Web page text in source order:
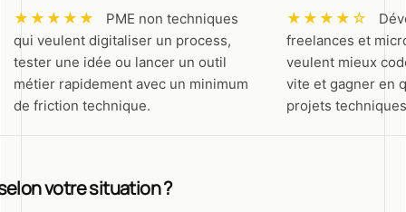
★★★★★
PME non techniques
qui veulent digitaliser un process,
tester une idée ou lancer un outil
métier rapidement avec un minimum
de friction technique.
★★★★☆
freelances et
veulent mieux
vite et gagner en
projets
votre situation ?